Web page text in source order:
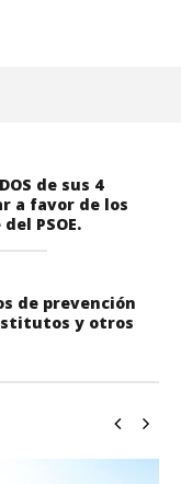
de sus 4
a favor de los
PSOE.
de prevención
y otros